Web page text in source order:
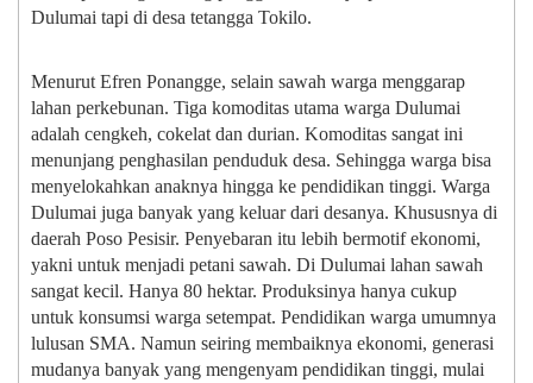
Dulumai tapi di desa tetangga Tokilo.
Menurut Efren Ponangge, selain sawah warga menggarap
lahan perkebunan. Tiga komoditas utama warga Dulumai
adalah cengkeh, cokelat dan durian. Komoditas sangat ini
menunjang penghasilan penduduk desa. Sehingga warga bisa
menyelokahkan anaknya hingga ke pendidikan tinggi. Warga
Dulumai juga banyak yang keluar dari desanya. Khususnya di
daerah Poso Pesisir. Penyebaran itu lebih bermotif ekonomi,
yakni untuk menjadi petani sawah. Di Dulumai lahan sawah
sangat kecil. Hanya 80 hektar. Produksinya hanya cukup
untuk konsumsi warga setempat. Pendidikan warga umumnya
lulusan SMA. Namun seiring membaiknya ekonomi, generasi
mudanya banyak yang mengenyam pendidikan tinggi, mulai